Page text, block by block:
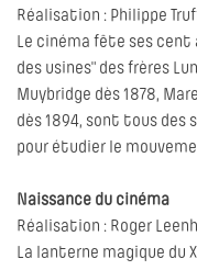
Réalisation : Philippe
Le cinéma fête ses cent
des usines" des frères
Muybridge dès 1878,
dès 1894, sont tous
pour étudier le
Naissance du cinéma
Réalisation : Roger
La lanterne magique du